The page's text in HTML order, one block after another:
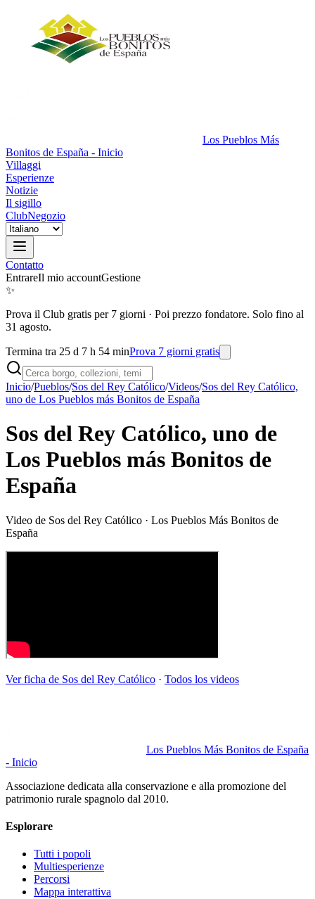
Los Pueblos Más
Bonitos de España - Inicio
Villaggi
Esperienze
Notizie
Il sigillo
ClubNegozio
Contatto
EntrareIl mio accountGestione
✨
Prova il Club gratis per 7 giorni · Poi prezzo fondatore. Solo fino al
31 agosto.
Termina tra 25 d 7 h 54 minProva 7 giorni gratis
Inicio/Pueblos/Sos del Rey Católico/Videos/Sos del Rey Católico,
uno de Los Pueblos más Bonitos de España
Sos del Rey Católico, uno de
Los Pueblos más Bonitos de
España
Video de Sos del Rey Católico · Los Pueblos Más Bonitos de
España
Ver ficha de Sos del Rey Católico · Todos los videos
Los Pueblos Más Bonitos de España
- Inicio
Associazione dedicata alla conservazione e alla promozione del
patrimonio rurale spagnolo dal 2010.
Esplorare
Tutti i popoli
Multiesperienze
Percorsi
Mappa interattiva